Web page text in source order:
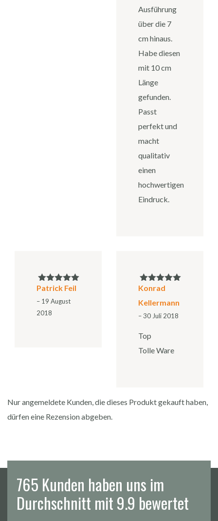
Ausführung
über die 7
cm hinaus.
Habe diesen
mit 10 cm
Länge
gefunden.
Passt
perfekt und
macht
qualitativ
einen
hochwertigen
Eindruck.
Bewertet mit
Patrick Feil
– 19 August
2018
Bewertet mit
Konrad
Kellermann
–30 Juli 2018
Top
Tolle Ware
Nur angemeldete Kunden, die dieses Produkt gekauft haben,
dürfen eine Rezension abgeben.
765 Kunden haben uns im
Durchschnitt mit 9.9 bewertet